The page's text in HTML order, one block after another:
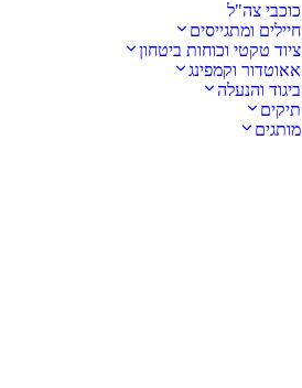
כוכבי צה"ל
חיילים ומתגייסים
ציוד טקטי וכוחות ביטחון
אאוטדור וקמפינג
ביגוד והנעלה
תיקים
מותגים